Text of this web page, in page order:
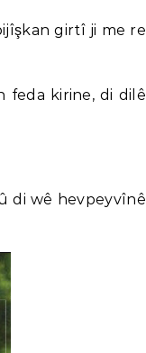
girtî ji me re
feda kirine, di dilê
di wê hevpeyvînê